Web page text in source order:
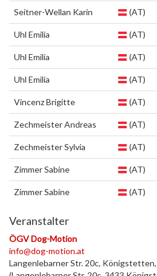
Seitner-Wellan Karin (AT)
Uhl Emilia (AT)
Uhl Emilia (AT)
Uhl Emilia (AT)
Vincenz Brigitte (AT)
Zechmeister Andreas (AT)
Zechmeister Sylvia (AT)
Zimmer Sabine (AT)
Zimmer Sabine (AT)
Veranstalter
ÖGV Dog-Motion
info@dog-motion.at
Langenlebarner Str. 20c,